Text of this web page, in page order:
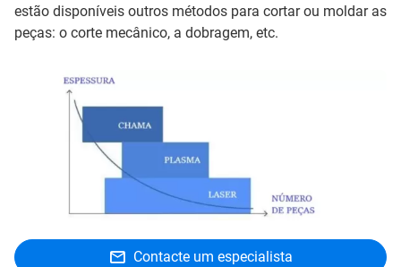
estão disponíveis outros métodos para cortar ou moldar as
peças: o corte mecânico, a dobragem, etc.
Contacte um especialista